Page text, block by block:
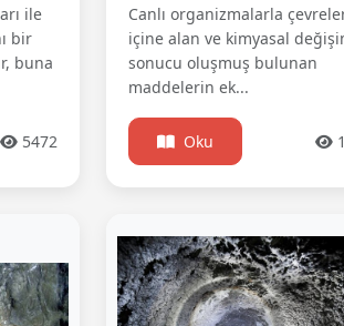
ile
bir
buna
5472
Canlı organizmalarla
içine alan ve kimyasal
sonucu oluşmuş bulunan
maddelerin ek...
Oku